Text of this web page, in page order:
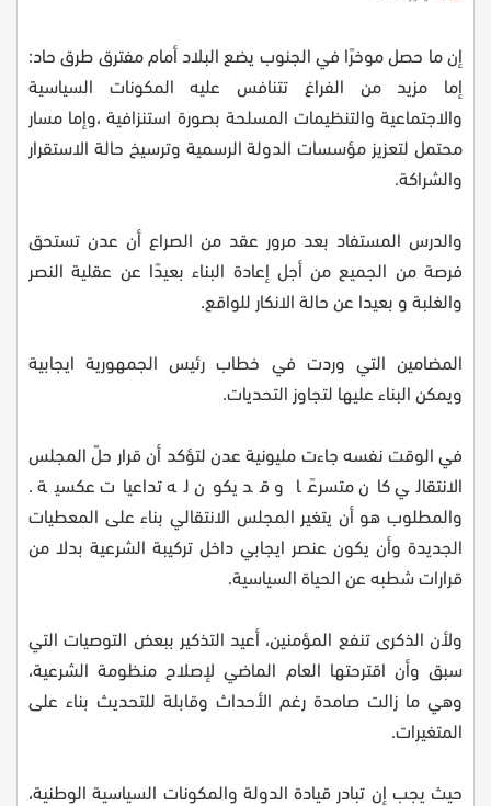
إن ما حصل موخرًا في الجنوب يضع البلاد أمام مفترق طرق حاد:
إما مزيد من الفراغ تتنافس عليه المكونات السياسية
والاجتماعية والتنظيمات المسلحة بصورة استنزافية ،وإما مسار
محتمل لتعزيز مؤسسات الدولة الرسمية وترسيخ حالة الاستقرار
والشراكة.
والدرس المستفاد بعد مرور عقد من الصراع أن عدن تستحق
فرصة من الجميع من أجل إعادة البناء بعيدًا عن عقلية النصر
والغلبة و بعيدا عن حالة الانكار للواقع.
المضامين التي وردت في خطاب رئيس الجمهورية ايجابية
ويمكن البناء عليها لتجاوز التحديات.
في الوقت نفسه جاءت مليونية عدن لتؤكد أن قرار حلّ المجلس
الانتقالي كان متسرعًا و قد يكون له تداعيات عكسية .
والمطلوب هو أن يتغير المجلس الانتقالي بناء على المعطيات
الجديدة وأن يكون عنصر ايجابي داخل تركيبة الشرعية بدلا من
قرارات شطبه عن الحياة السياسية.
ولأن الذكرى تنفع المؤمنين، أعيد التذكير ببعض التوصيات التي
سبق وأن اقترحتها العام الماضي لإصلاح منظومة الشرعية،
وهي ما زالت صامدة رغم الأحداث وقابلة للتحديث بناء على
المتغيرات.
حيث يجب إن تبادر قيادة الدولة والمكونات السياسية الوطنية،